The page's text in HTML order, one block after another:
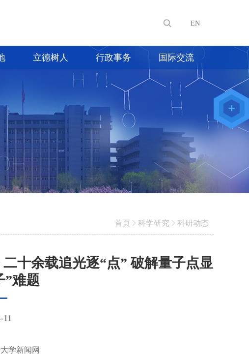
EN
立德树人 行政事务 国际交流
首页 科学研究 科研动态
十余载追光逐“点” 破解量子点显
”难题
11
学新闻网